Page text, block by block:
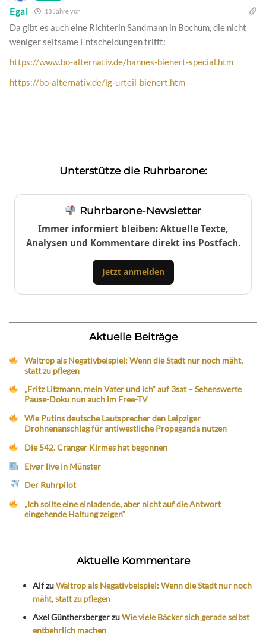
Egal 13 Jahre vor
Da gibt es auch eine Richterin Sandmann in Bochum, die nicht
weniger seltsame Entscheidungen trifft:
https://www.bo-alternativ.de/hannes-bienert-special.htm
https://bo-alternativ.de/lg-urteil-bienert.htm
Unterstütze die Ruhrbarone:
Ruhrbarone-Newsletter
Immer informiert bleiben: Aktuelle Texte,
Analysen und Kommentare direkt ins Postfach.
Jetzt anmelden
Aktuelle Beiträge
Waltrop als Negativbeispiel: Wenn die Stadt nur noch mäht,
statt zu pflegen
„Fritz Litzmann, mein Vater und ich“ auf 3sat – Sehenswerte
Pause-Doku nun auch im Free-TV
Wie Putins deutsche Lautsprecher den Leipziger
Drohnenanschlag für antiwestliche Propaganda nutzen
Die 542. Cranger Kirmes hat begonnen
Eivør live in Münster
Der Ruhrpilot
„Ich sollte eine einladende, aber nicht auf die Antwort
eingehende Haltung zeigen“
Aktuelle Kommentare
AlfzuWaltrop als Negativbeispiel: Wenn die Stadt nur noch
mäht, statt zu pflegen
Axel GünthersbergerzuWie viele Bäcker sich gerade selbst
entbehrlich machen